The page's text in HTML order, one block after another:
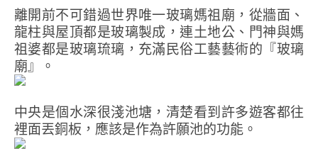
離開前不可錯過世界唯一玻璃媽祖廟，從牆面、
龍柱與屋頂都是玻璃製成，連土地公、門神與媽
祖婆都是玻璃琉璃，充滿民俗工藝藝術的『玻璃
廟』。
中央是個水深很淺池塘，清楚看到許多遊客都往
裡面丟銅板，應該是作為許願池的功能。